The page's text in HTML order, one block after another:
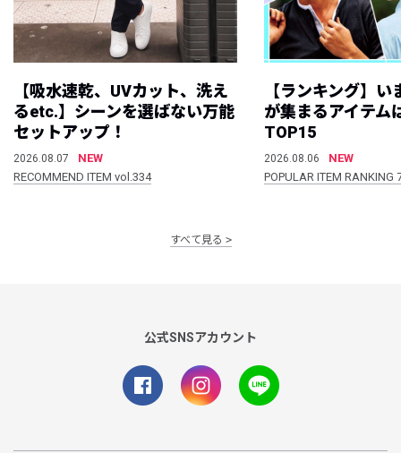
【吸水速乾、UVカット、洗え
るetc.】シーンを選ばない万能
セットアップ！
2026.08.07
NEW
RECOMMEND ITEM vol.334
【ランキング】
が集まるアイテム
TOP15
2026.08.06
NEW
POPULAR ITEM
すべて見る
公式SNSアカウント